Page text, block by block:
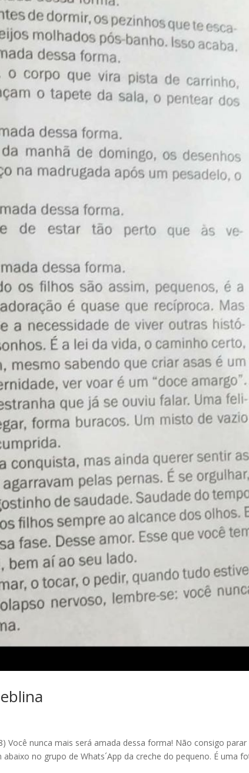
Você nunca mais será amada dessa forma! Não consigo parar
no grupo de Whats´App da creche do pequeno. É uma